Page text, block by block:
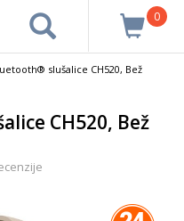
0
slušalice CH520, Bež
CH520, Bež